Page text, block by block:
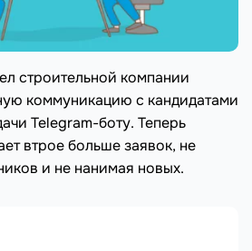
строительной компании
коммуникацию с кандидатами
Telegram-боту. Теперь
втрое больше заявок, не
и не нанимая новых.